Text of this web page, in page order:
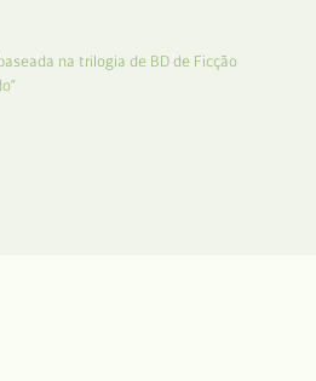
na trilogia de BD de Ficção